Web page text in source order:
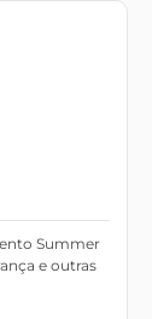
Summer
e outras